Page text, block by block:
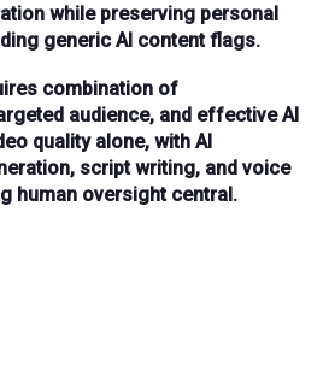
while preserving personal
generic AI content flags.
combination of
audience, and effective AI
quality alone, with AI
, script writing, and voice
human oversight central.